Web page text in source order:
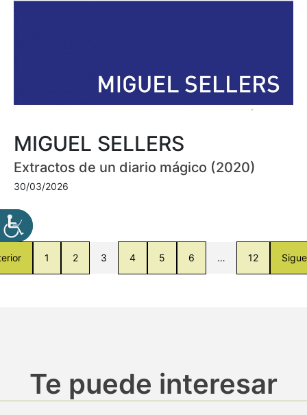
MIGUEL SELLERS
Extractos de un diario mágico (2020)
30/03/2026
1 2 3 4 5 6 … 12
Te puede interesar